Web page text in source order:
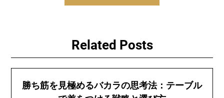
Related Posts
勝ち筋を見極めるバカラの思考法：テーブル